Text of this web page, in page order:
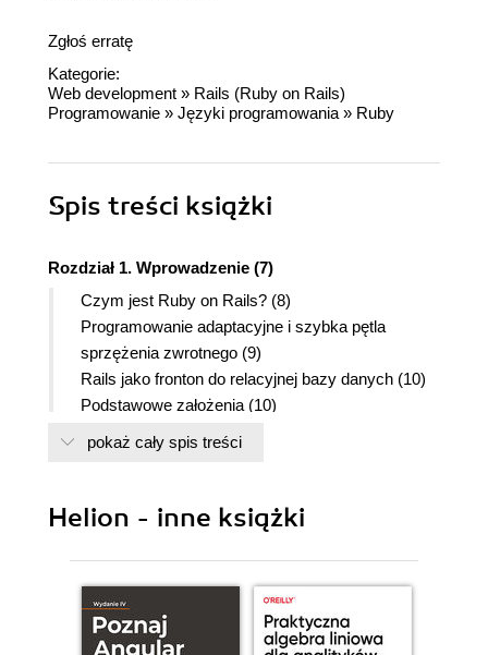
Zgłoś erratę
Kategorie:
Web development » Rails (Ruby on Rails)
Programowanie » Języki programowania» Ruby
Spis treści książki
Rozdział 1. Wprowadzenie (7)
Czym jest Ruby on Rails? (8)
Programowanie adaptacyjne i szybka pętla
sprzężenia zwrotnego (9)
Rails jako fronton do relacyjnej bazy danych (10)
Podstawowe założenia (10)
MVC (10)
Prowadzenie za rękę (13)
Magia i konwencje (13)
Instalacja (14)
Ruby (14)
RubyGems (14)
Rails (15)
pokaż cały spis treści
Helion - inne książki